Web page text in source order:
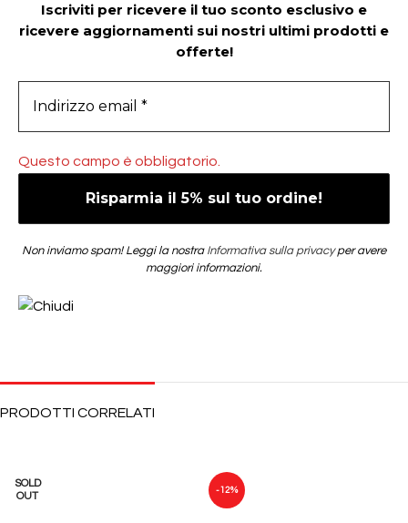
Iscriviti per ricevere il tuo sconto esclusivo e
ricevere aggiornamenti sui nostri ultimi prodotti e
offerte!
Questo campo è obbligatorio.
Non inviamo spam! Leggi la nostra Informativa sulla privacyper avere
maggiori informazioni.
PRODOTTI CORRELATI
SOLD
OUT
-12%